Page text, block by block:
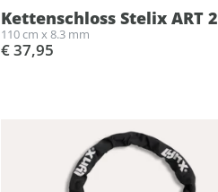
Kettenschloss Stelix ART 2
110 cm x 8.3 mm
€ 37,95